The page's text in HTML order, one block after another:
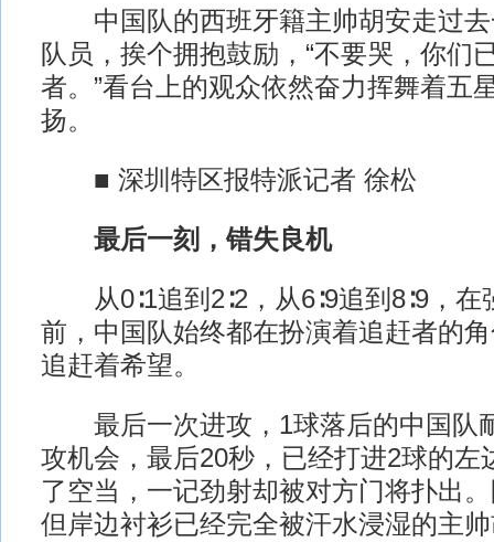
中国队的西班牙籍主帅胡安走过去
队员，挨个拥抱鼓励，“不要哭，你们
者。”看台上的观众依然奋力挥舞着五
扬。
■ 深圳特区报特派记者 徐松
最后一刻，错失良机
从0∶1追到2∶2，从6∶9追到8∶9，在
前，中国队始终都在扮演着追赶者的
追赶着希望。
最后一次进攻，1球落后的中国队
攻机会，最后20秒，已经打进2球的左
了空当，一记劲射却被对方门将扑出
但岸边衬衫已经完全被汗水浸湿的主